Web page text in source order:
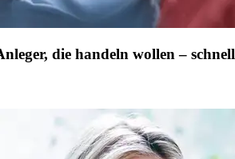
die handeln wollen – schnell